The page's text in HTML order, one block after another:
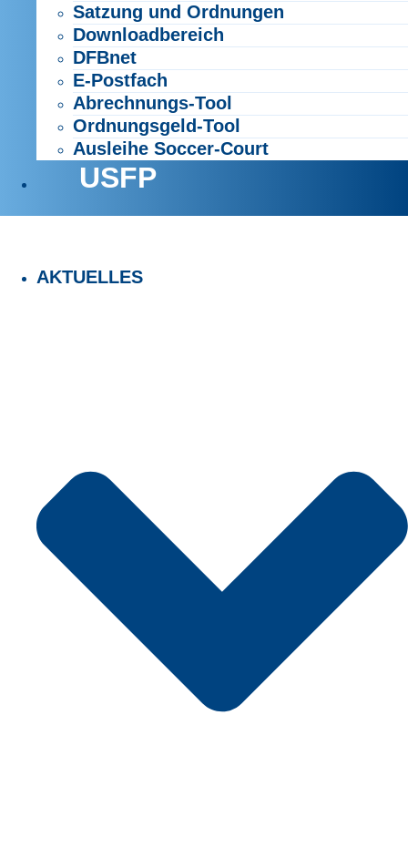
Satzung und Ordnungen
Downloadbereich
DFBnet
E-Postfach
Abrechnungs-Tool
Ordnungsgeld-Tool
Ausleihe Soccer-Court
USFP
AKTUELLES